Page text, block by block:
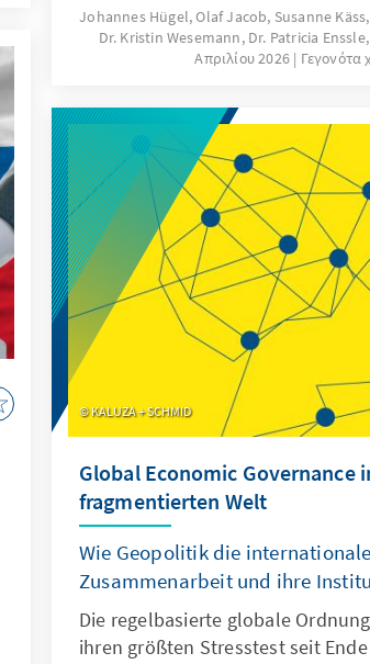
innenpolitischer Entwicklungen
Gleichzeitig sind in der Region
wirtschaftliche Folgen sichtbar,
Bericht geben unsere
ausgewählten Ländern der
darüber, welche wirtschaftlichen
Irankrieg vor Ort hervorruft und
Regierungen Position zum Konflikt
Vorgehen der USA und Israels
beleuchten sie, welche Haltung
und der Adenauer-Stiftung
einnehmen, wie sich die
Land entwickelt und welche
gegenwärtige Krise profitieren
Johannes Hügel, Olaf Jacob, Susanne
Dr. Kristin Wesemann, Dr. Patricia
Απριλίου 2026
KALUZA + SCHMID
Global Economic Governance
fragmentierten Welt
Wie Geopolitik die internationale
Zusammenarbeit und ihre
Die regelbasierte globale
ihren größten Stresstest seit